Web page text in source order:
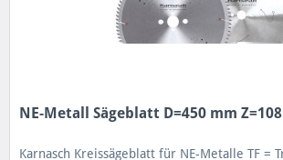
NE-Metall Sägeblatt D=450 mm Z=108
Karnasch Kreissägeblatt für NE-Metalle TF =